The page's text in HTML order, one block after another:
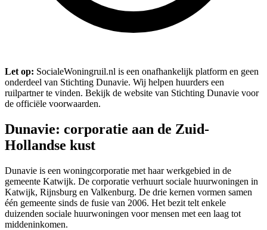
Let op: SocialeWoningruil.nl is een onafhankelijk platform en geen
onderdeel van Stichting Dunavie. Wij helpen huurders een
ruilpartner te vinden. Bekijk de website van Stichting Dunavie voor
de officiële voorwaarden.
Dunavie: corporatie aan de Zuid-
Hollandse kust
Dunavie is een woningcorporatie met haar werkgebied in de
gemeente Katwijk. De corporatie verhuurt sociale huurwoningen in
Katwijk, Rijnsburg en Valkenburg. De drie kernen vormen samen
één gemeente sinds de fusie van 2006. Het bezit telt enkele
duizenden sociale huurwoningen voor mensen met een laag tot
middeninkomen.